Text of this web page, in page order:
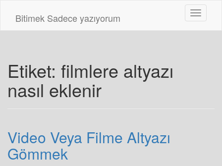
Toggle
Bitimek Sadece yazıyorum
Etiket: filmlere altyazı
nasıl eklenir
Video Veya Filme Altyazı
Gömmek